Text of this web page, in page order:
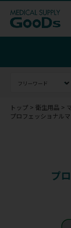
トップ 衛生用品
プロフェッショナル
プ